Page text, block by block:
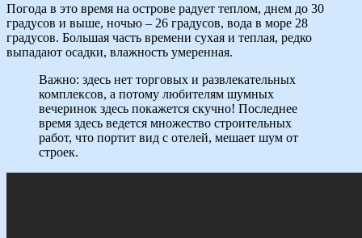
Погода в это время на острове радует теплом, днем до 30
градусов и выше, ночью – 26 градусов, вода в море 28
градусов. Большая часть времени сухая и теплая, редко
выпадают осадки, влажность умеренная.
Важно: здесь нет торговых и развлекательных
комплексов, а потому любителям шумных
вечеринок здесь покажется скучно! Последнее
время здесь ведется множество строительных
работ, что портит вид с отелей, мешает шум от
строек.